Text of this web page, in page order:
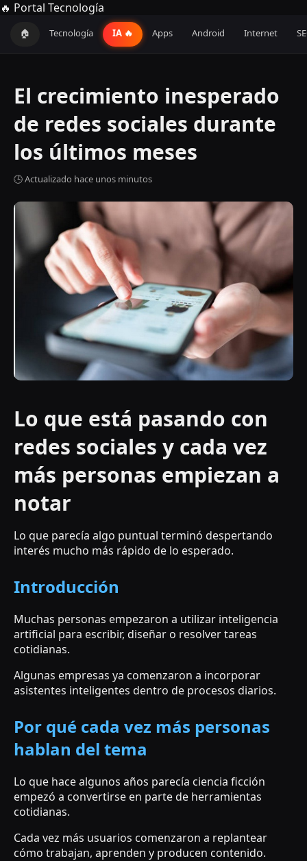
🔥 Portal Tecnología
🏠 Tecnología IA 🔥 Apps Android Internet
El crecimiento inesperado
de redes sociales durante
los últimos meses
🕒 Actualizado hace unos minutos
Lo que está pasando con
redes sociales y cada vez
más personas empiezan a
notar
Lo que parecía algo puntual terminó despertando
interés mucho más rápido de lo esperado.
Introducción
Muchas personas empezaron a utilizar inteligencia
artificial para escribir, diseñar o resolver tareas
cotidianas.
Algunas empresas ya comenzaron a incorporar
asistentes inteligentes dentro de procesos diarios.
Por qué cada vez más personas
hablan del tema
Lo que hace algunos años parecía ciencia ficción
empezó a convertirse en parte de herramientas
cotidianas.
Cada vez más usuarios comenzaron a replantear
cómo trabajan, aprenden y producen contenido.